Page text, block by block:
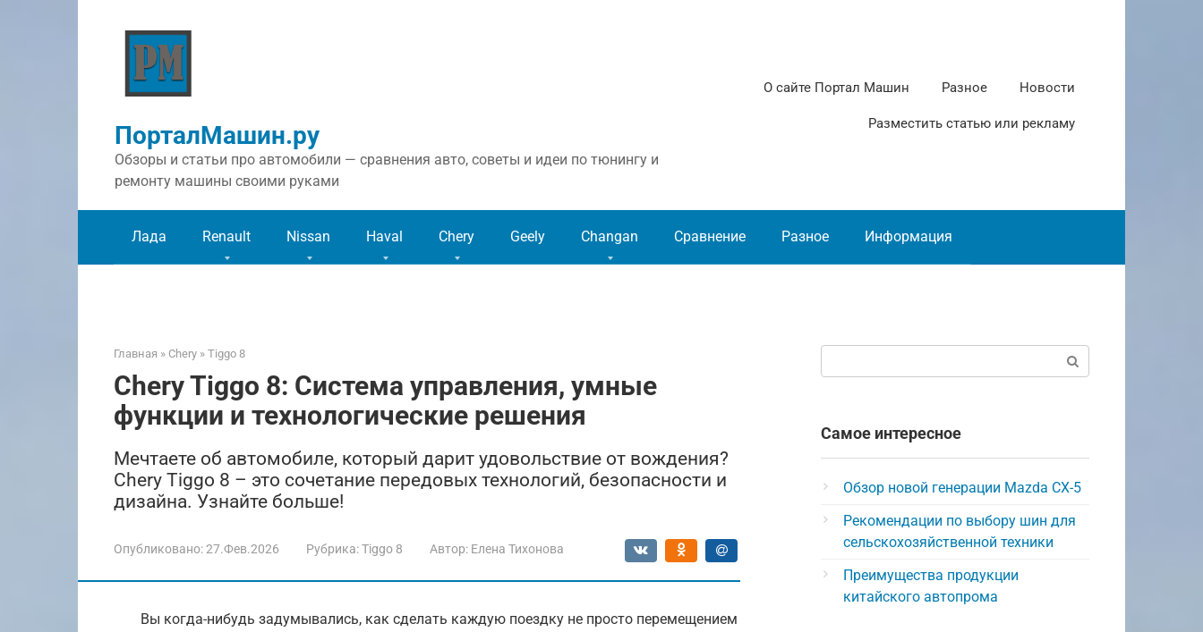
ПорталМашин.ру
Обзоры и статьи про автомобили — сравнения авто, советы и идеи по тюнингу и
ремонту машины своими руками
О сайте Портал Машин Разное Новости
Разместить статью или рекламу
Лада Renault Nissan Haval Chery Geely Changan Сравнение Разное Информация
Главная » Chery » Tiggo 8
Chery Tiggo 8: Система управления, умные
функции и технологические решения
Мечтаете об автомобиле, который дарит удовольствие от вождения?
Chery Tiggo 8 – это сочетание передовых технологий, безопасности и
дизайна. Узнайте больше!
Опубликовано:27.Фев.2026 Рубрика:Tiggo 8 Автор: Елена Тихонова
Вы когда-нибудь задумывались, как сделать каждую поездку не просто перемещением
Самое интересное
Обзор новой генерации Mazda CX-5
Рекомендации по выбору шин для
сельскохозяйственной техники
Преимущества продукции
китайского автопрома